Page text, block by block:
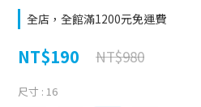
全店，全館滿1200元免運費
NT$190 NT$980
尺寸 : 16